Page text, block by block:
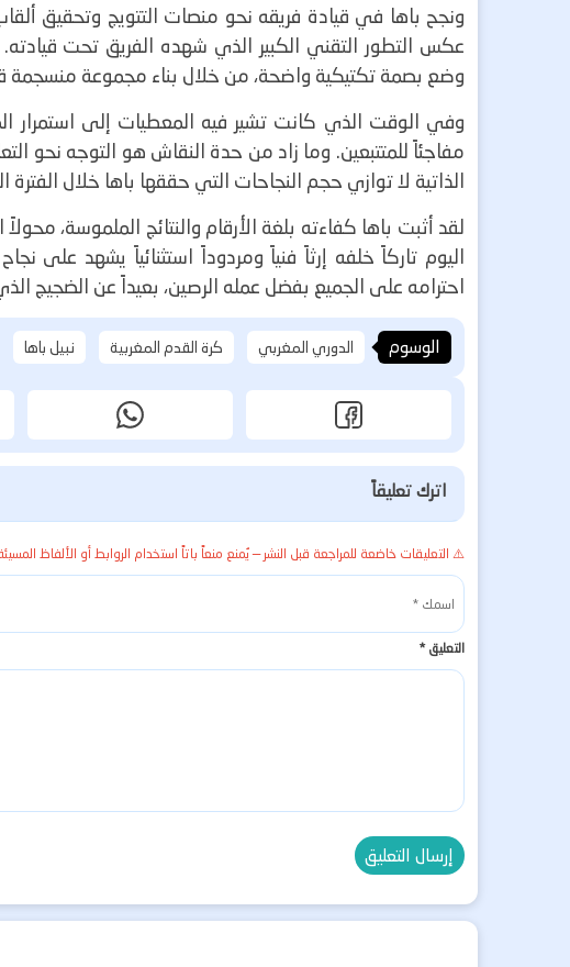
ونجح باها في قيادة فريقه نحو منصات التتويج وتحقيق
عكس التطور التقني الكبير الذي شهده الفريق تحت
وضع بصمة تكتيكية واضحة، من خلال بناء مجموعة منسجمة
وفي الوقت الذي كانت تشير فيه المعطيات إلى استمرار
مفاجئاً للمتتبعين. وما زاد من حدة النقاش هو التوجه نحو
الذاتية لا توازي حجم النجاحات التي حققها باها خلال الفترة
لقد أثبت باها كفاءته بلغة الأرقام والنتائج الملموسة،
اليوم تاركاً خلفه إرثاً فنياً ومردوداً استثنائياً يشهد
احترامه على الجميع بفضل عمله الرصين، بعيداً عن الضجيج
الوسوم الدوري المغربي كرة القدم المغربية نبيل باها
اترك تعليقاً
⚠️ التعليقات خاضعة للمراجعة قبل النشر — يُمنع منعاً باتاً استخدام الروابط أو الألفاظ
التعليق*